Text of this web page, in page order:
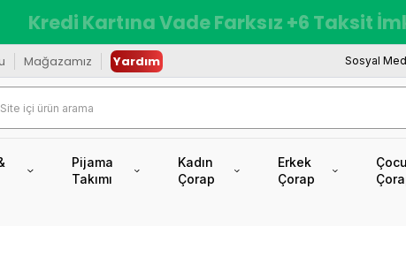
Kredi Kartına Vade Farksız +6 Taksit
Mağazamız Yardım Sosyal
Pijama
Takımı
Kadın
Çorap
Erkek
Çorap